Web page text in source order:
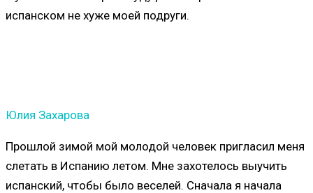
испанском не хуже моей подруги.
Юлия Захарова
Прошлой зимой мой молодой человек пригласил меня
слетать в Испанию летом. Мне захотелось выучить
испанский, чтобы было веселей. Сначала я начала